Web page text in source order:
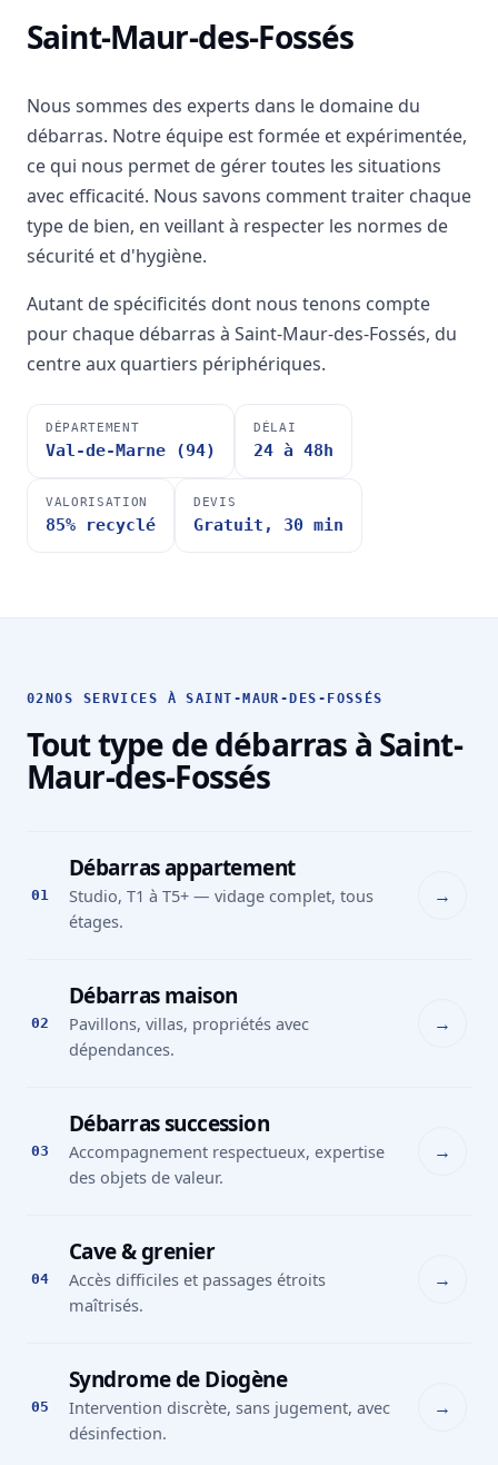
Saint-Maur-des-Fossés
Nous sommes des experts dans le domaine du
débarras. Notre équipe est formée et expérimentée,
ce qui nous permet de gérer toutes les situations
avec efficacité. Nous savons comment traiter chaque
type de bien, en veillant à respecter les normes de
sécurité et d'hygiène.
Autant de spécificités dont nous tenons compte
pour chaque débarras à Saint-Maur-des-Fossés, du
centre aux quartiers périphériques.
DÉPARTEMENT
Val-de-Marne (94)
DÉLAI
24 à 48h
VALORISATION
85% recyclé
DEVIS
Gratuit, 30 min
02 NOS SERVICES À SAINT-MAUR-DES-FOSSÉS
Tout type de débarras à Saint-
Maur-des-Fossés
01
Débarras appartement
Studio, T1 à T5+ — vidage complet, tous
étages.
→
02
Débarras maison
Pavillons, villas, propriétés avec
dépendances.
→
03
Débarras succession
Accompagnement respectueux, expertise
des objets de valeur.
→
04
Cave & grenier
Accès difficiles et passages étroits
maîtrisés.
→
05
Syndrome de Diogène
Intervention discrète, sans jugement, avec
désinfection.
→